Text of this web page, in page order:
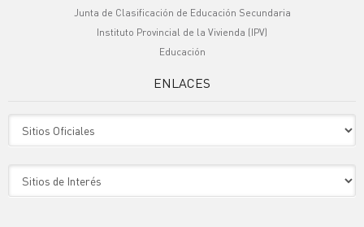
Junta de Clasificación de Educación Secundaria
Instituto Provincial de la Vivienda (IPV)
Educación
ENLACES